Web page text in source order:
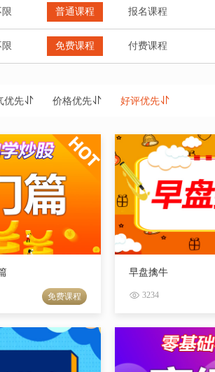
限 普通课程 报名课程
限 免费课程 付费课程
优先 价格优先 好评优先
免费课程
早盘擒牛
3234